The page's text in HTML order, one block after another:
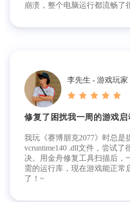
崩溃，整个电脑运行都流畅了
李先生 - 游戏玩家
修复了困扰我一周的游戏启
我玩《赛博朋克2077》时总是
vcruntime140 .dll文件，尝试了
决。用金舟修复工具扫描后，
需的运行库，现在游戏能正常
了！~